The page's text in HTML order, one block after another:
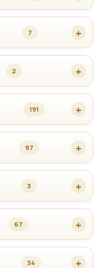
7
2
191
97
3
67
34